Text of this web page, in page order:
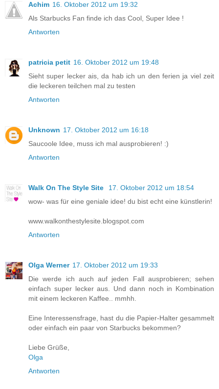
Achim 16. Oktober 2012 um 19:32
Als Starbucks Fan finde ich das Cool, Super Idee !
Antworten
patricia petit 16. Oktober 2012 um 19:48
Sieht super lecker ais, da hab ich un den ferien ja viel zeit
die leckeren teilchen mal zu testen
Antworten
Unknown 17. Oktober 2012 um 16:18
Saucoole Idee, muss ich mal ausprobieren! :)
Antworten
Walk On The Style Site
17. Oktober 2012 um 18:54
wow- was für eine geniale idee! du bist echt eine künstlerin!
www.walkonthestylesite.blogspot.com
Antworten
Olga Werner 17. Oktober 2012 um 19:33
Die werde ich auch auf jeden Fall ausprobieren; sehen
einfach super lecker aus. Und dann noch in Kombination
mit einem leckeren Kaffee.. mmhh.
Eine Interessensfrage, hast du die Papier-Halter gesammelt
oder einfach ein paar von Starbucks bekommen?
Liebe Grüße,
Olga
Antworten